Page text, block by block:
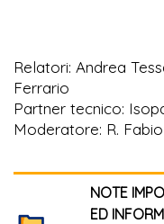
Relatori: Andrea
Ferrario
Partner tecnico:
Moderatore: R.
NOTE
ED